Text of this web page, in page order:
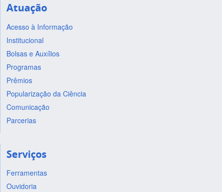
Atuação
Acesso à Informação
Institucional
Bolsas e Auxílios
Programas
Prêmios
Popularização da Ciência
Comunicação
Parcerias
Serviços
Ferramentas
Ouvidoria